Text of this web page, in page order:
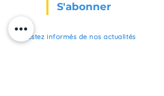
S'abonner
Restez informés de nos actualités